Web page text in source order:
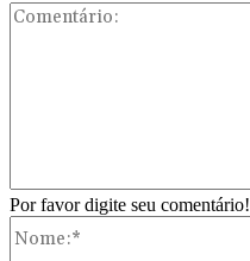
Por favor digite seu comentário!